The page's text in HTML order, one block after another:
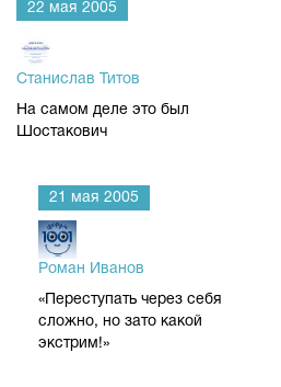
22 мая 2005
Станислав Титов
На самом деле это был
Шостакович
21 мая 2005
Роман Иванов
«Переступать через себя
сложно, но зато какой
экстрим!»